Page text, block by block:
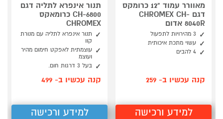
מאוורר עמוד "12 כרומקס
דגם CHROMEX CH-
8040R אדום
3 מהירויות לתפעול
עשוי מתכת איכותית
4 להבים
קנה עכשיו ב- 259
למידע ורכישה
תנור אינפרא לתליה דגם
CH-6800 כרומאקס
CHROMEX
תנור אינפרא לתליה עם מנורת
קוו
עוצמתית לאפקט חימום מהיר
ועוצמ
בעל 3 דרגות חום.
קנה עכשיו ב- 499
למידע ורכישה